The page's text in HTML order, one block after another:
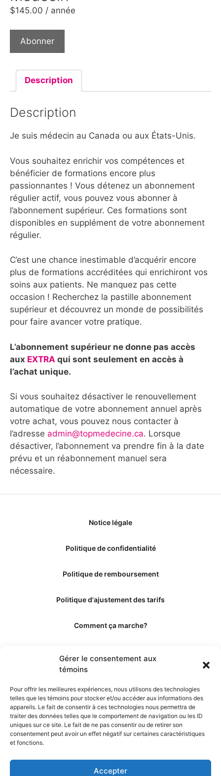
Gérer le consentement aux
témoins
Pour offrir les meilleures expériences, nous utilisons des technologies
telles que les témoins pour stocker et/ou accéder aux informations des
appareils. Le fait de consentir à ces technologies nous permettra de
traiter des données telles que le comportement de navigation ou les ID
uniques sur ce site. Le fait de ne pas consentir ou de retirer son
consentement peut avoir un effet négatif sur certaines caractéristiques
et fonctions.
Accepter
$145.00 / année
Abonner
Description
Description
Je suis médecin au Canada ou aux États-Unis.
Vous souhaitez enrichir vos compétences et
bénéficier de formations encore plus
passionnantes ! Vous détenez un abonnement
régulier actif, vous pouvez vous abonner à
l’abonnement supérieur. Ces formations sont
disponibles en supplément de votre abonnement
régulier.
C’est une chance inestimable d’acquérir encore
plus de formations accréditées qui enrichiront vos
soins aux patients. Ne manquez pas cette
occasion ! Recherchez la pastille abonnement
supérieur et découvrez un monde de possibilités
pour faire avancer votre pratique.
L’abonnement supérieur ne donne pas accès
aux EXTRA qui sont seulement en accès à
l’achat unique.
Si vous souhaitez désactiver le renouvellement
automatique de votre abonnement annuel après
votre achat, vous pouvez nous contacter à
l’adresse admin@topmedecine.ca. Lorsque
désactiver, l’abonnement va prendre fin à la date
prévu et un réabonnement manuel sera
nécessaire.
Notice légale
Politique de confidentialité
Politique de remboursement
Politique d'ajustement des tarifs
Comment ça marche?
Les éditeurs
Les experts et collaborateurs